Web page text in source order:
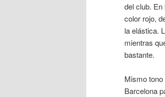
del club.
color rojo,
la elástica.
mientras
bastante.
Mismo
Barcelona